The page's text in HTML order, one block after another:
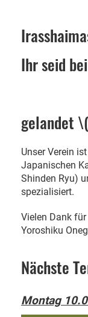
Ihr seid
gelandet
Unser Verein
Japanischen
Shinden Ryu)
spezialisiert.
Vielen Dank für
Yoroshiku
Nächste
Montag